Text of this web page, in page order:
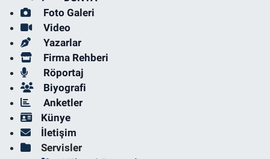
Foto Galeri
Video
Yazarlar
Firma Rehberi
Röportaj
Biyografi
Anketler
Künye
İletişim
Servisler